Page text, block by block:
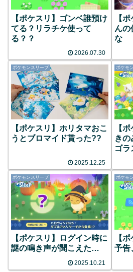
【ポケスリ】ゴンベ誰預け
てる？リラチケ使って
る？？
2026.07.30
【
んの
な
ポケモンスリープ
【ポケスリ】ホリタマおこ
うとブロマイド貰った??
2025.12.25
ポケモ
【
き
ゴラ
ポケモンスリープ
【ポケスリ】ログイン時に
謎の鳴き声が聞こえた…
2025.10.21
ポケモ
【
予告